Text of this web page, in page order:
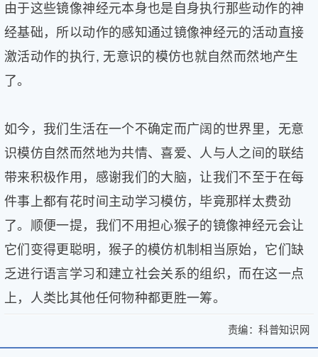
由于这些镜像神经元本身也是自身执行那些动作的神
经基础，所以动作的感知通过镜像神经元的活动直接
激活动作的执行, 无意识的模仿也就自然而然地产生
了。
如今，我们生活在一个不确定而广阔的世界里，无意
识模仿自然而然地为共情、喜爱、人与人之间的联结
带来积极作用，感谢我们的大脑，让我们不至于在每
件事上都有花时间主动学习模仿，毕竟那样太费劲
了。顺便一提，我们不用担心猴子的镜像神经元会让
它们变得更聪明，猴子的模仿机制相当原始，它们缺
乏进行语言学习和建立社会关系的组织，而在这一点
上，人类比其他任何物种都更胜一筹。
责编：科普知识网
两
>
两